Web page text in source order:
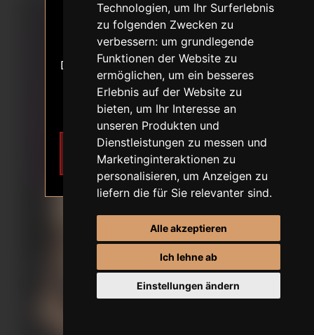
Technologien, um Ihr Surferlebnis
zu folgenden Zwecken zu
verbessern: um grundlegende
Funktionen der Website zu
ermöglichen, um ein besseres
Erlebnis auf der Website zu
bieten, um Ihr Interesse an
unseren Produkten und
Dienstleistungen zu messen und
Marketinginteraktionen zu
personalisieren, um Anzeigen zu
liefern die für Sie relevanter sind.
Alle akzeptieren
Ich lehne ab
Einstellungen ändern
ALTERSVERIFIKATION
18+
Der Inhalt der Website stellt sexuelle
Themen dar.
Ich bin 18 Jahre alt oder älter.
Ich möchte
teilnehmen
Verlassen